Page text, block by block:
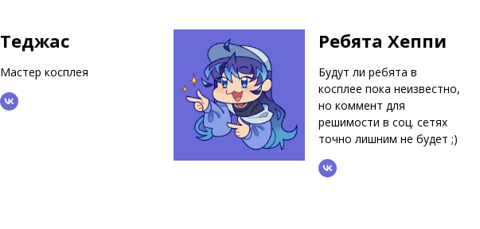
Теджас
Мастер косплея
Ребята Хеппи
Будут ли ребята в
косплее пока неизвестно,
но коммент для
решимости в соц. сетях
точно лишним не будет ;)